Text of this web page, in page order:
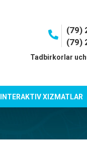
(79)
(79)
Tadbirkorlar
INTERAKTIV XIZMATLAR